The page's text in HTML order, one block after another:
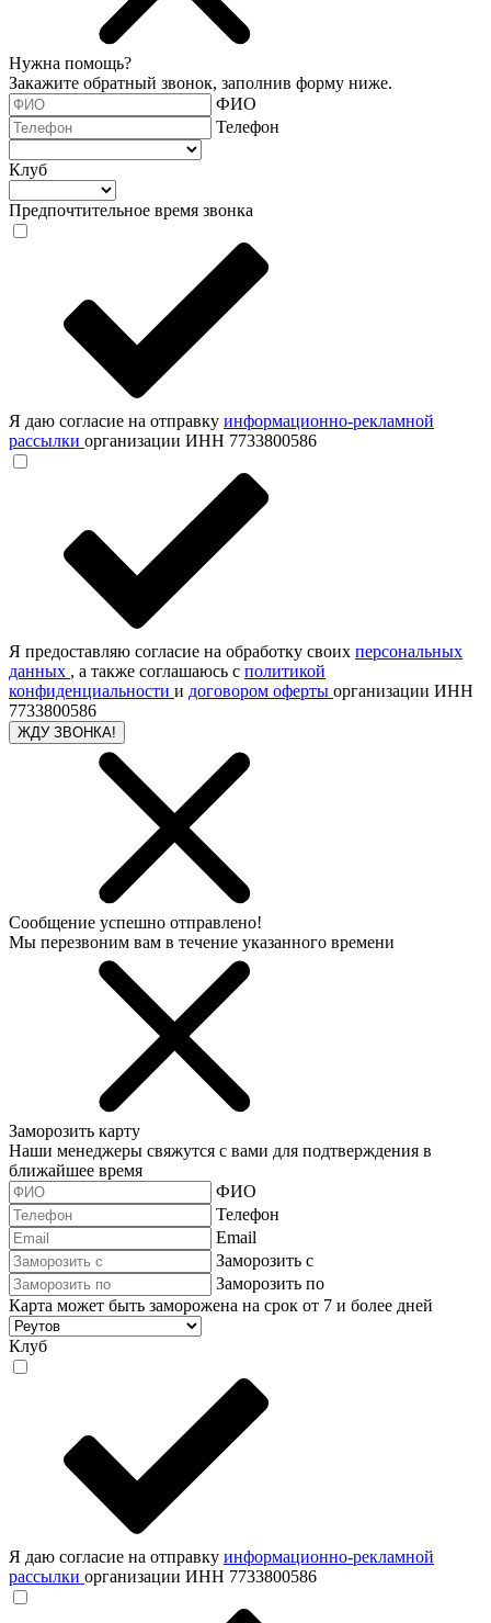
Нужна помощь?
Закажите обратный звонок, заполнив форму ниже.
ФИО
Телефон
Клуб
Предпочтительное время звонка
Я даю согласие на отправку информационно-рекламной
рассылки организации ИНН 7733800586
Я предоставляю согласие на обработку своих персональных
данных , а также соглашаюсь с политикой
конфиденциальности и договором оферты организации ИНН
7733800586
ЖДУ ЗВОНКА!
Сообщение успешно отправлено!
Мы перезвоним вам в течение указанного времени
Заморозить карту
Наши менеджеры свяжутся с вами для подтверждения в
ближайшее время
ФИО
Телефон
Email
Заморозить с
Заморозить по
Карта может быть заморожена на срок от 7 и более дней
Клуб
Я даю согласие на отправку информационно-рекламной
рассылки организации ИНН 7733800586